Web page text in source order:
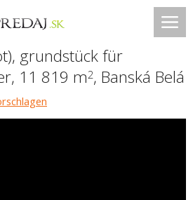
grundstück für
11 819 m2, Banská Belá